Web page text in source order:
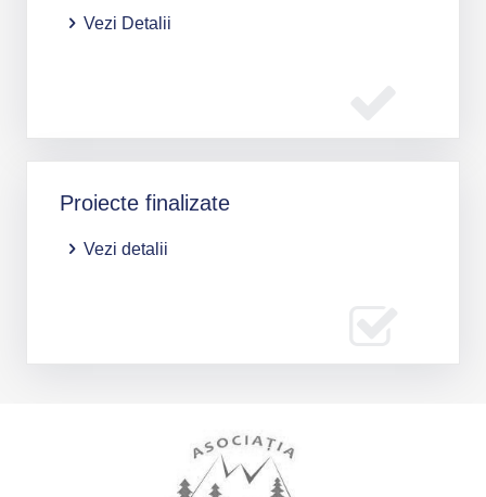
Vezi Detalii
Proiecte finalizate
Vezi detalii